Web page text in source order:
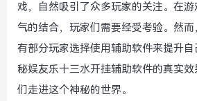
戏，自然吸引了众多玩家的关注。在
气的结合，玩家们需要经受考验。然而
有部分玩家选择使用辅助软件来提升
秘娱友乐十三水开挂辅助软件的真实
们走进这个神秘的世界。